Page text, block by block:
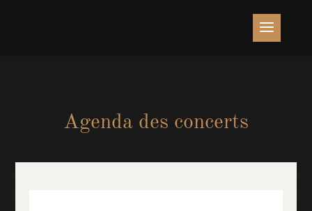
Agenda des concerts